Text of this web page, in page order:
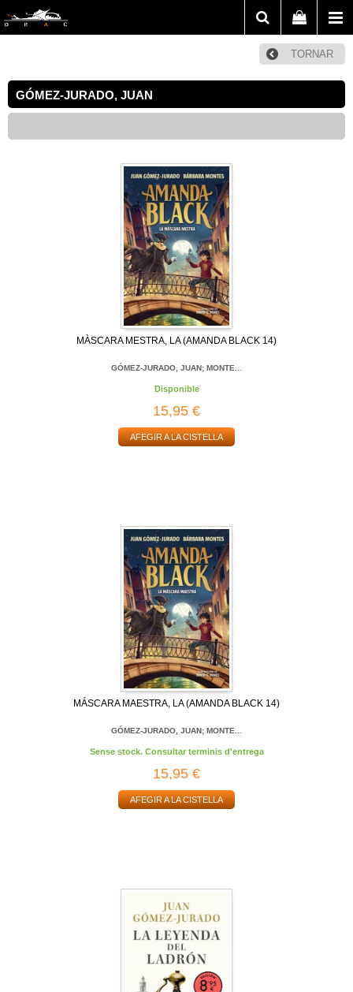
TORNAR
GÓMEZ-JURADO, JUAN
MÀSCARA MESTRA, LA (AMANDA BLACK 14)
GÓMEZ-JURADO, JUAN; MONTE...
Disponible
15,95 €
AFEGIR A LA CISTELLA
MÁSCARA MAESTRA, LA (AMANDA BLACK 14)
GÓMEZ-JURADO, JUAN; MONTE...
Sense stock. Consultar terminis d'entrega
15,95 €
AFEGIR A LA CISTELLA